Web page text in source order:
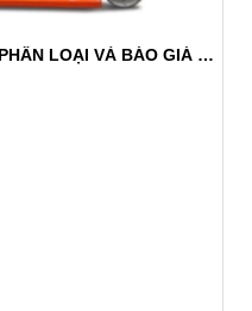
XE NÂNG TAY THẤP 1- 5 TẤN. PHÂN LOẠI VÀ BÁO GIÁ 24/7